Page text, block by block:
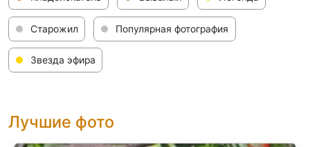
Старожил Популярная фотография
Звезда эфира
Лучшие фото